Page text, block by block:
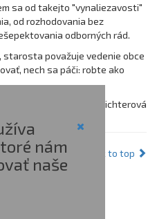
nám
naše
sa od takejto "vynaliezavosti"
od rozhodovania bez
odborných rád.
považuje vedenie obce
nech sa páči: robte ako
Lucia Benčaťová Richterová
Back to top